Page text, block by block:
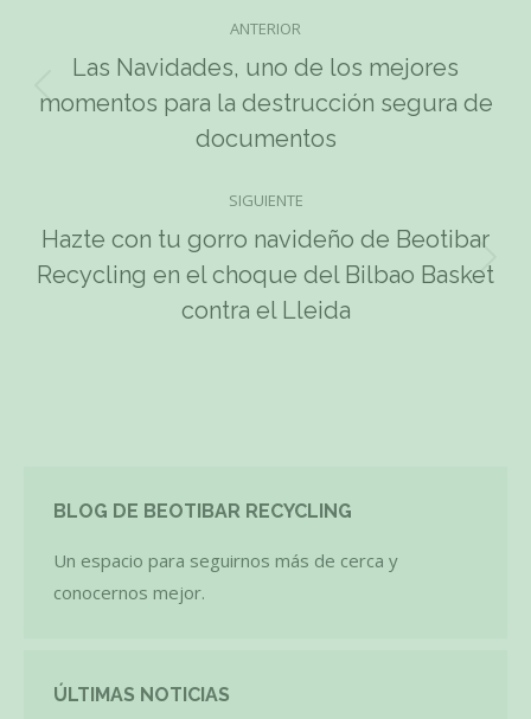
Navegación
entre
publicaciones
ANTERIOR
Publicación
anterior:
Las Navidades, uno de los mejores
momentos para la destrucción segura de
documentos
SIGUIENTE
Publicación
siguiente:
Hazte con tu gorro navideño de Beotibar
Recycling en el choque del Bilbao Basket
contra el Lleida
BLOG DE BEOTIBAR RECYCLING
Un espacio para seguirnos más de cerca y
conocernos mejor.
ÚLTIMAS NOTICIAS